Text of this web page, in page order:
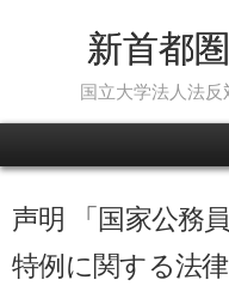
新首都
国立大学法人法
声明 「国家公務
特例に関する法